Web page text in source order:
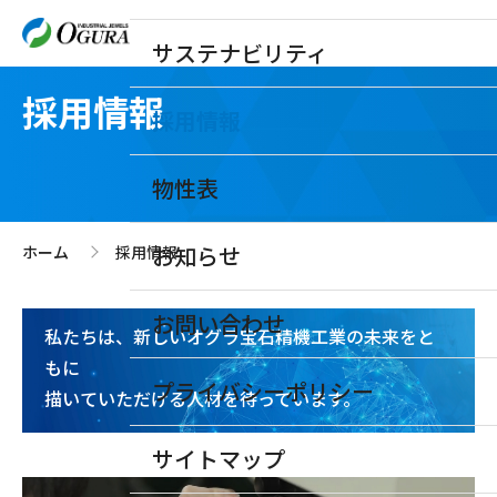
サステナビリティ
採用情報
物性表
お知らせ
お問い合わせ
プライバシーポリシー
サイトマップ
採用情報
ホーム >
採用情報
「ものづくり」は「人づくり」。
私たちは、新しいオグラ宝石精機工業の未来をと
もに
描いていただける人材を待っています。
採用メッセージ